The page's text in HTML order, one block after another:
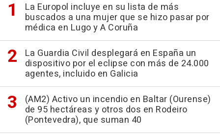
La Europol incluye en su lista de más
buscados a una mujer que se hizo pasar por
médica en Lugo y A Coruña
La Guardia Civil desplegará en España un
dispositivo por el eclipse con más de 24.000
agentes, incluido en Galicia
(AM2) Activo un incendio en Baltar (Ourense)
de 95 hectáreas y otros dos en Rodeiro
(Pontevedra), que suman 40